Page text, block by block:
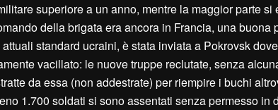
superiore a un anno, mentre la maggior parte si
della brigata era ancora in Francia, una buona
standard ucraini, è stata inviata a Pokrovsk
vacillato: le nuove truppe reclutate, senza
da essa (non addestrate) per riempire i buchi
1.700 soldati si sono assentati senza permesso in